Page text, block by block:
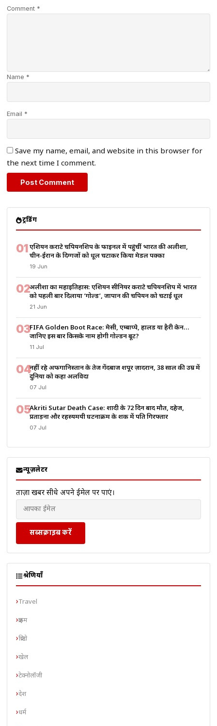
Comment *
Name *
Email *
Save my name, email, and website in this browser for
the next time I comment.
ट्रेंडिंग
01एशियन कराटे चैंपियनशिप के फाइनल में पहुंचीं भारत की अलीशा,
चीन-ईरान के दिग्गजों को धूल चटाकर किया मेडल पक्का
19 Jun
02अलीशा का महाइतिहास: एशियन सीनियर कराटे चैंपियनशिप में भारत
को पहली बार दिलाया ‘गोल्ड’, जापान की चैंपियन को चटाई धूल
21 Jun
03FIFA Golden Boot Race: मेसी, एम्बाप्पे, हालैंड या हैरी केन…
जानिए इस बार किसके नाम होगी गोल्डन बूट?
11 Jul
04नहीं रहे अफगानिस्तान के तेज गेंदबाज शपूर ज़ादरान, 38 साल की उम्र में
दुनिया को कहा अलविदा
07 Jul
05Akriti Sutar Death Case: शादी के 72 दिन बाद मौत, दहेज,
प्रताड़ना और रहस्यमयी घटनाक्रम के शक में पति गिरफ्तार
07 Jul
न्यूज़लेटर
ताज़ा खबरें सीधे अपने ईमेल पर पाएं।
सब्सक्राइब करें
श्रेणियाँ
Travel
क्राइम
क्रिप्टो
खेल
टेक्नोलॉजी
देश
धर्म